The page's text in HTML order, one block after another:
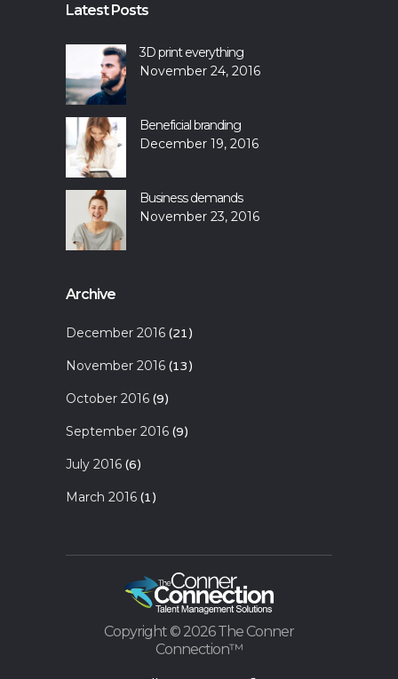
Latest Posts
3D print everything
November 24, 2016
Beneficial branding
December 19, 2016
Business demands
November 23, 2016
Archive
December 2016 (21)
November 2016 (13)
October 2016 (9)
September 2016 (9)
July 2016 (6)
March 2016 (1)
Copyright © 2026 The Conner
Connection™